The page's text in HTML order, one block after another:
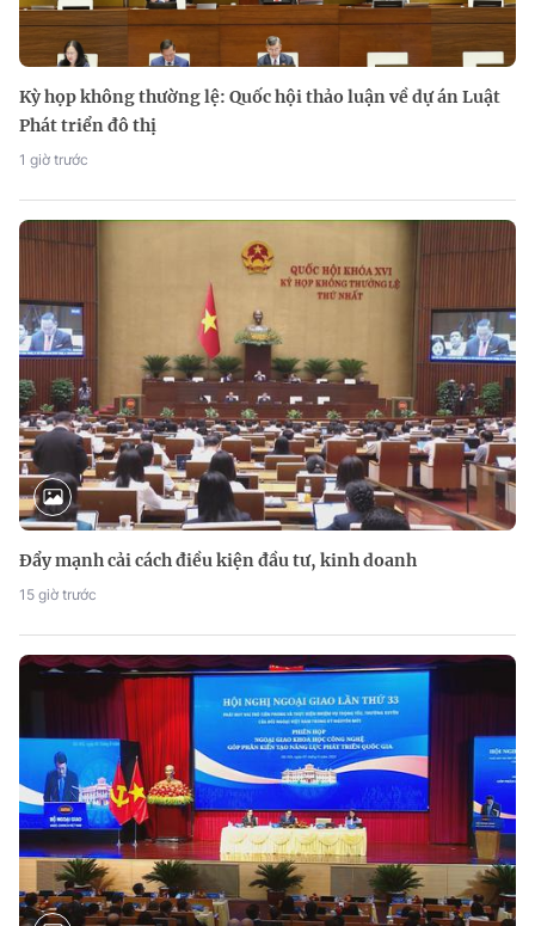
Kỳ họp không thường lệ: Quốc hội thảo luận về dự án Luật
Phát triển đô thị
1 giờ trước
Đẩy mạnh cải cách điều kiện đầu tư, kinh doanh
15 giờ trước